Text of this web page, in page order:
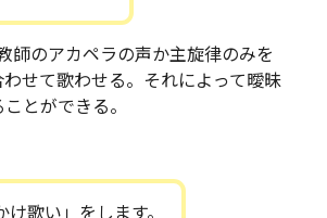
師のアカペラの声か主旋律のみを
せて歌わせる。それによって曖昧
とができる。
歌い」をします。